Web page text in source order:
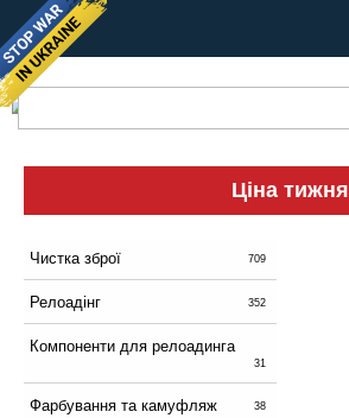
Ціна тижня
Чистка зброї 709
Релоадінг 352
Компоненти для релоадинга
31
Фарбування та камуфляж 38